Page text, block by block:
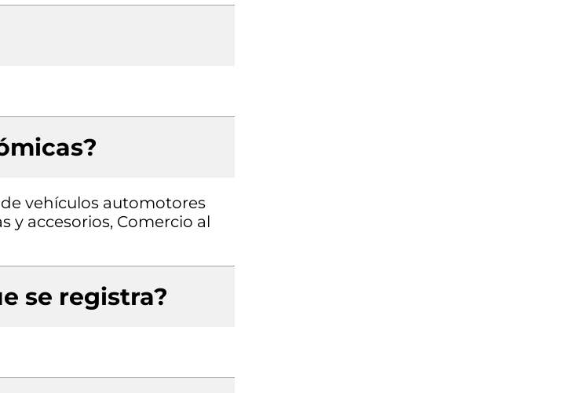
vehículos automotores
y accesorios, Comercio al
se registra?